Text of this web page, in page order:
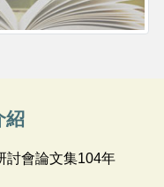
紹
討會論文集104年